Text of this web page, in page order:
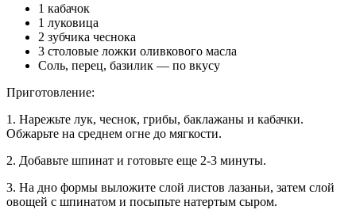
1 кабачок
1 луковица
2 зубчика чеснока
3 столовые ложки оливкового масла
Соль, перец, базилик — по вкусу
Приготовление:
1. Нарежьте лук, чеснок, грибы, баклажаны и кабачки.
Обжарьте на среднем огне до мягкости.
2. Добавьте шпинат и готовьте еще 2-3 минуты.
3. На дно формы выложите слой листов лазаньи, затем слой
овощей с шпинатом и посыпьте натертым сыром.